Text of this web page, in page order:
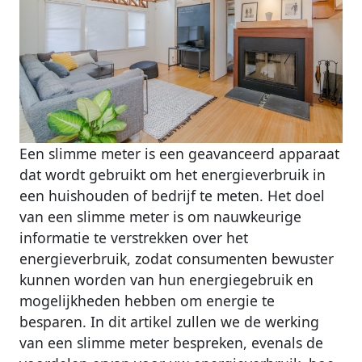
Een slimme meter is een geavanceerd apparaat
dat wordt gebruikt om het energieverbruik in
een huishouden of bedrijf te meten. Het doel
van een slimme meter is om nauwkeurige
informatie te verstrekken over het
energieverbruik, zodat consumenten bewuster
kunnen worden van hun energiegebruik en
mogelijkheden hebben om energie te
besparen. In dit artikel zullen we de werking
van een slimme meter bespreken, evenals de